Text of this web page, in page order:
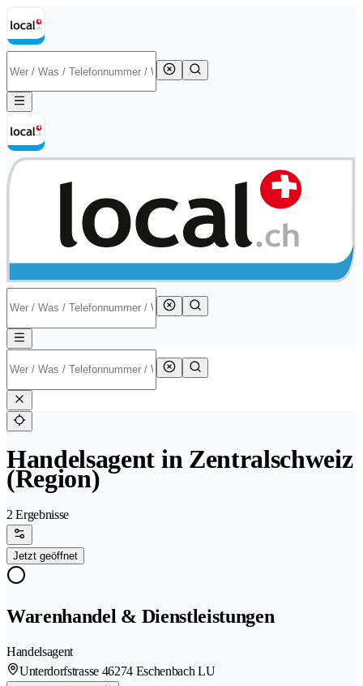
Handelsagent in Zentralschweiz
(Region)
2 Ergebnisse
Jetzt geöffnet
Warenhandel & Dienstleistungen
Handelsagent
Unterdorfstrasse 46274 Eschenbach LU